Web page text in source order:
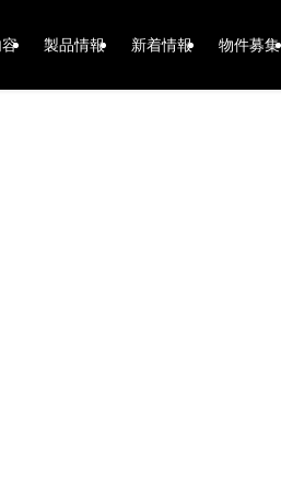
製品情報 新着情報 物件募集